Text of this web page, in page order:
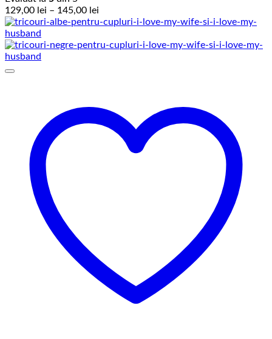
129,00 lei – 145,00 lei
de
129,00 lei